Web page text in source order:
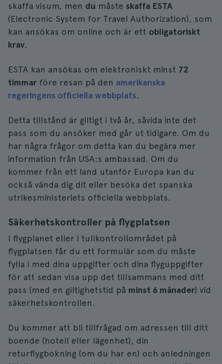
skaffa visum, men du måste skaffa ESTA
(Electronic System for Travel Authorization), som
kan ansökas om online och är ett obligatoriskt
krav.
ESTA kan ansökas om elektroniskt minst 72
timmar före resan på den amerikanska
regeringens officiella webbplats.
Detta tillstånd är giltigt i två år, såvida inte det
pass som du ansöker med går ut tidigare. Om du
har några frågor om detta kan du begära mer
information från USA:s ambassad. Om du
kommer från ett land utanför Europa kan du
också vända dig dit eller besöka det spanska
utrikesministeriets officiella webbplats.
Säkerhetskontroller på flygplatsen
I flygplanet eller i tullkontrollområdet på
flygplatsen får du ett formulär som du måste
fylla i med dina uppgifter och dina flyguppgifter
för att sedan visa upp det tillsammans med ditt
pass (med en giltighetstid på minst 6 månader) vid
säkerhetskontrollen.
Du kommer att bli tillfrågad om adressen till ditt
boende (hotell eller lägenhet), din
returflygbokning (om du har en) och anledningen